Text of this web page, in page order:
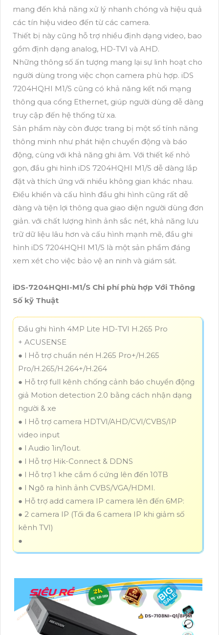
mang đến khả năng xử lý nhanh chóng và hiệu quả
các tín hiệu video đến từ các camera.
Thiết bị này cũng hỗ trợ nhiều định dạng video, bao
gồm định dạng analog, HD-TVI và AHD.
Những thông số ấn tượng mang lại sự linh hoạt cho
người dùng trong việc chọn camera phù hợp. iDS
7204HQHI M1/S cũng có khả năng kết nối mạng
thông qua cổng Ethernet, giúp người dùng dễ dàng
truy cập đến hệ thống từ xa.
Sản phẩm này còn được trang bị một số tính năng
thông minh như phát hiện chuyển động và báo
động, cùng với khả năng ghi âm. Với thiết kế nhỏ
gọn, đầu ghi hình iDS 7204HQHI M1/S dễ dàng lắp
đặt và thích ứng với nhiều không gian khác nhau.
Điều khiển và cấu hình đầu ghi hình cũng rất dễ
dàng và tiện lợi thông qua giao diện người dùng đơn
giản. với chất lượng hình ảnh sắc nét, khả năng lưu
trữ dữ liệu lâu hơn và cấu hình mạnh mẽ, đầu ghi
hình iDS 7204HQHI M1/S là một sản phẩm đáng
xem xét cho việc bảo vệ an ninh và giám sát.
iDS-7204HQHI-M1/S Chi phí phù hợp Với Thông
Số kỹ Thuật
Đầu ghi hình 4MP Lite HD-TVI H.265 Pro
+ ACUSENSE
● l Hỗ trợ chuẩn nén H.265 Pro+/H.265
Pro/H.265/H.264+/H.264
● Hỗ trợ full kênh chống cảnh báo chuyển động
giả Motion detection 2.0 bằng cách nhận dạng
người & xe
● l Hỗ trợ camera HDTVI/AHD/CVI/CVBS/IP
video input
● l Audio 1in/1out.
● l Hỗ trợ Hik-Connect & DDNS
● l Hỗ trợ 1 khe cắm ổ cứng lên đến 10TB
● l Ngõ ra hình ảnh CVBS/VGA/HDMI.
● Hỗ trợ add camera IP camera lên đến 6MP:
● 2 camera IP (Tối đa 6 camera IP khi giảm số
kênh TVI)
●